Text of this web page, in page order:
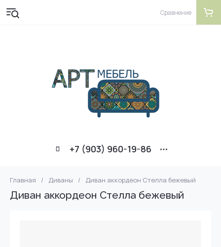
+7 (903) 960-19-86
Сравнение
Главная / Диваны / Диван аккордеон Стелла бежевый
Диван аккордеон Стелла бежевый